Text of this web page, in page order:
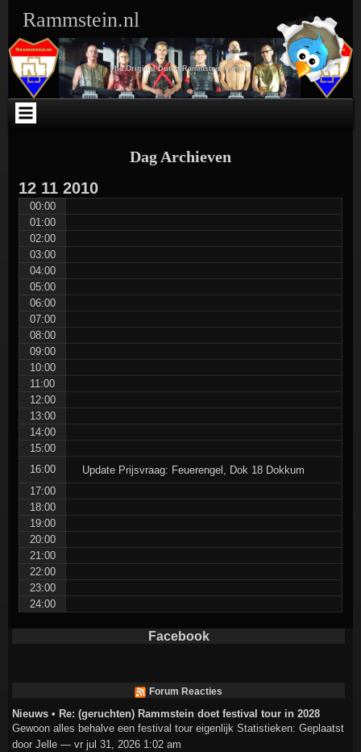
inhoud
WEBLIZAR_FACEBOOK_LIKEBOX-
Rammstein.nl
The Original Dutch Rammstein Fansite
Dag Archieven
12 11 2010
00:00
01:00
02:00
03:00
04:00
05:00
06:00
07:00
08:00
09:00
10:00
11:00
12:00
13:00
14:00
15:00
16:00
Update Prijsvraag: Feuerengel, Dok 18 Dokkum
17:00
18:00
19:00
20:00
21:00
22:00
23:00
24:00
Facebook
Forum Reacties
Nieuws • Re: (geruchten) Rammstein doet festival tour in 2028
Gewoon alles behalve een festival tour eigenlijk Statistieken: Geplaatst
door Jelle — vr jul 31, 2026 1:02 am